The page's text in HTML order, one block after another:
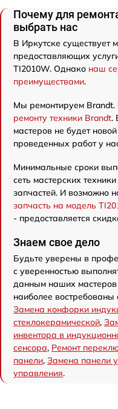
Почему для
выбрать нас
В Иркутске существует
предоставляющих
TI2010W. Однако наш
преимуществами.
Мы ремонтируем
ремонту техники Brandt.
мастеров не будет
проведенных работ у
Минимальные сроки
сеть мастерских
запчастей. И возможно
запчасть на модель
- предоставляется
Знаем свое дело
Будьте уверены в
с уверенностью
данным наших мастеров
наиболее
Замена конфорки
стеклокерамической,
инвентора в
сенсора, Ремонт
панели, Замена панели
управления.